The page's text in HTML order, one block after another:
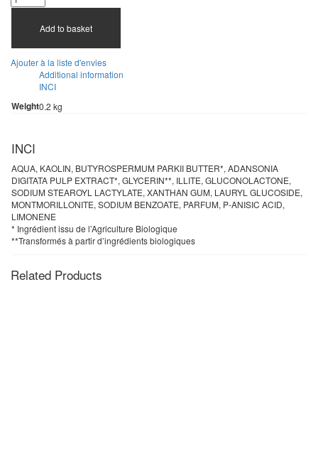
Add to basket
Ajouter à la liste d'envies
Additional information
INCI
Weight0.2 kg
INCI
AQUA, KAOLIN, BUTYROSPERMUM PARKII BUTTER*, ADANSONIA
DIGITATA PULP EXTRACT*, GLYCERIN**, ILLITE, GLUCONOLACTONE,
SODIUM STEAROYL LACTYLATE, XANTHAN GUM, LAURYL GLUCOSIDE,
MONTMORILLONITE, SODIUM BENZOATE, PARFUM, P-ANISIC ACID,
LIMONENE
* Ingrédient issu de l’Agriculture Biologique
**Transformés à partir d’ingrédients biologiques
Related Products